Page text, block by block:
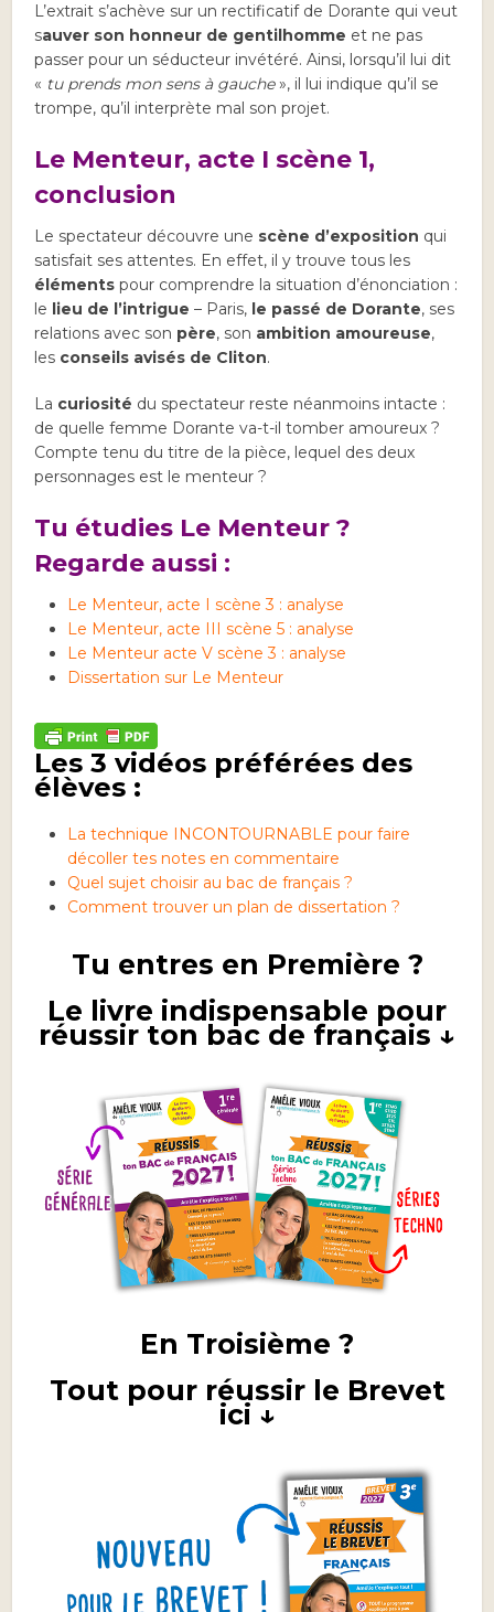
L’extrait s’achève sur un rectificatif de Dorante qui veut
sauver son honneur de gentilhomme et ne pas
passer pour un séducteur invétéré. Ainsi, lorsqu’il lui dit
« tu prends mon sens à gauche», il lui indique qu’il se
trompe, qu’il interprète mal son projet.
Le Menteur, acte I scène 1,
conclusion
Le spectateur découvre une scène d’exposition qui
satisfait ses attentes. En effet, il y trouve tous les
éléments pour comprendre la situation d’énonciation :
le lieu de l’intrigue – Paris, le passé de Dorante, ses
relations avec son père, son ambition amoureuse,
les conseils avisés de Cliton.
La curiosité du spectateur reste néanmoins intacte :
de quelle femme Dorante va-t-il tomber amoureux ?
Compte tenu du titre de la pièce, lequel des deux
personnages est le menteur ?
Tu étudies Le Menteur ?
Regarde aussi :
Le Menteur, acte I scène 3 : analyse
Le Menteur, acte III scène 5 : analyse
Le Menteur acte V scène 3 : analyse
Dissertation sur Le Menteur
Les 3 vidéos préférées des
élèves :
La technique INCONTOURNABLE pour faire
décoller tes notes en commentaire
Quel sujet choisir au bac de français ?
Comment trouver un plan de dissertation ?
Tu entres en Première ?
Le livre indispensable pour
réussir ton bac de français ↓
En Troisième ?
Tout pour réussir le Brevet
ici ↓